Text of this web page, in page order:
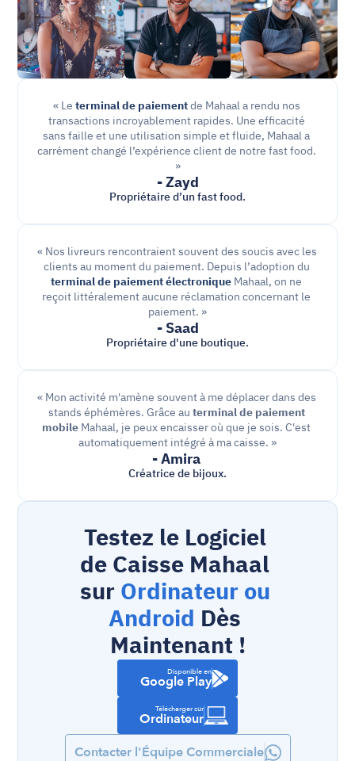
« Le terminal de paiement de Mahaal a rendu nos
transactions incroyablement rapides. Une efficacité
sans faille et une utilisation simple et fluide, Mahaal a
carrément changé l’expérience client de notre fast food.
»
- Zayd
Propriétaire d’un fast food.
« Nos livreurs rencontraient souvent des soucis avec les
terminal de paiement électronique Mahaal, on ne
reçoit littéralement aucune réclamation concernant le
paiement. »
- Saad
Propriétaire d'une boutique.
« Mon activité m'amène souvent à me déplacer dans des
stands éphémères. Grâce au terminal de paiement
mobile Mahaal, je peux encaisser où que je sois. C'est
automatiquement intégré à ma caisse. »
- Amira
Créatrice de bijoux.
Testez le Logiciel
de Caisse Mahaal
sur Ordinateur ou
Android Dès
Maintenant !
Disponible en
Google Play
Télécharger sur
Ordinateur
Contacter l'Équipe Commerciale